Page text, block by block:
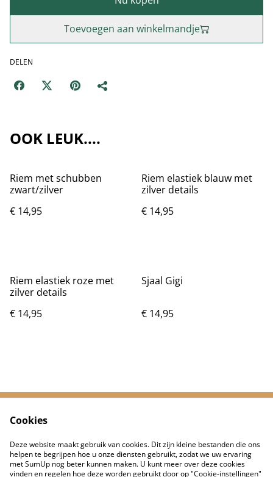
Toevoegen aan winkelmandje
DELEN
OOK LEUK....
Riem met schubben
zwart/zilver
€ 14,95
Riem elastiek blauw met
zilver details
€ 14,95
Riem elastiek roze met
zilver details
€ 14,95
Sjaal Gigi
€ 14,95
Neem contact met
ons op
Privacybeleid
Cookiebeleid
Cookies
Deze website maakt gebruik van cookies. Dit zijn kleine bestanden die ons
helpen te begrijpen hoe u onze diensten gebruikt, zodat we uw ervaring
met SumUp nog beter kunnen maken. U kunt meer over deze cookies
vinden en regelen hoe deze worden gebruikt door op "Cookie-instellingen"